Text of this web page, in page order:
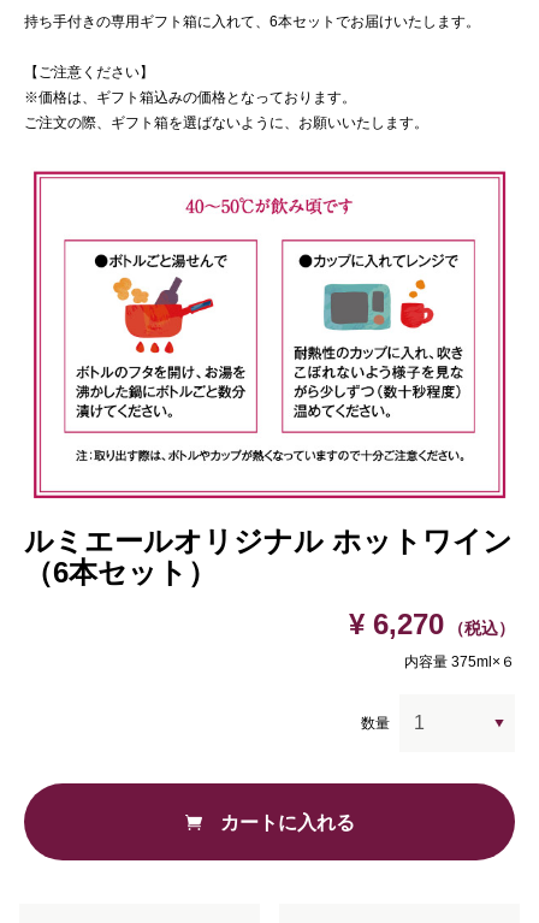
持ち手付きの専用ギフト箱に入れて、6本セットでお届けいたします。
【ご注意ください】
※価格は、ギフト箱込みの価格となっております。
ご注文の際、ギフト箱を選ばないように、お願いいたします。
ルミエールオリジナル ホットワイン
（6本セット）
¥ 6,270
（税込）
内容量 375ml×６
数量
カートに入れる